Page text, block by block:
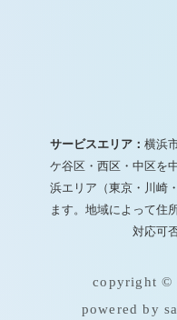
サービスエリア： 横浜
ケ谷区・西区・中区を
浜エリア（東京・川崎
ます。地域によって住
対応可
copyright ©
powered by